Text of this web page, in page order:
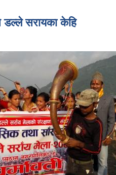
डल्ले सरायका केहि